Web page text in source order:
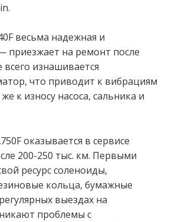
весьма надежная и
приезжает на ремонт после
изнашивается
что приводит к вибрациям
к износу насоса, сальника и
оказывается в сервисе
200-250 тыс. км. Первыми
ресурс соленоиды,
кольца, бумажные
выездах на
проблемы с